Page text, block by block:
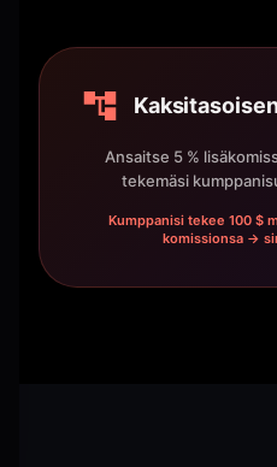
Ansaitse 5 %
tekemäsi
Kumppanisi tekee 100 $
komissionsa →